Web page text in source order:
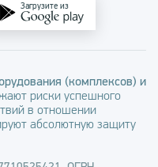
Загрузите из
(комплексов) и
риски успешного
в отношении
абсолютную защиту